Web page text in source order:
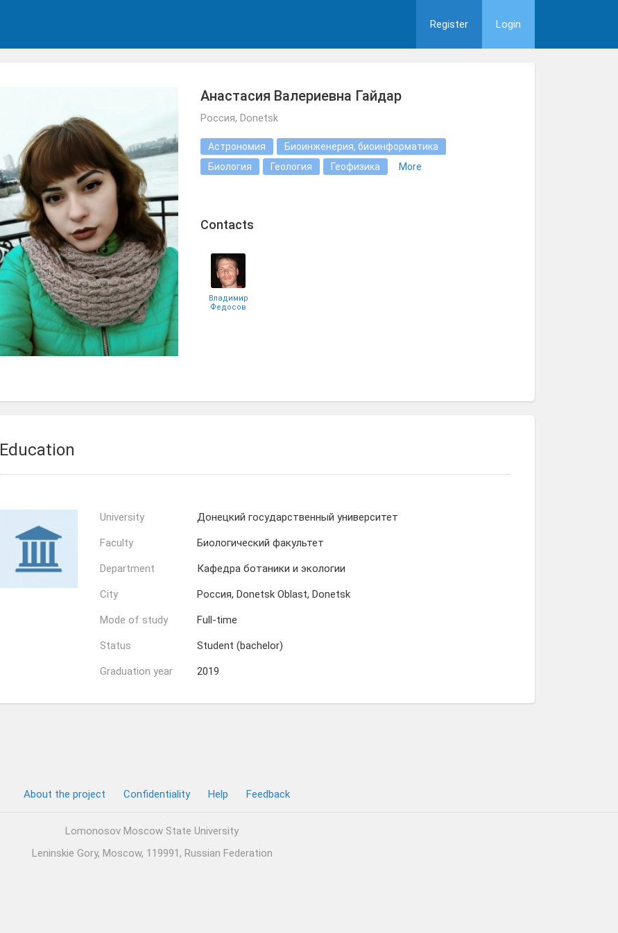
Register Login
Анастасия Валериевна Гайдар
Россия, Donetsk
Астрономия
Биоинженерия, биоинформатика
Биология
Геология Геофизика More
Сontacts
Владимир
Федосов
Education
University Донецкий государственный университет
Faculty Биологический факультет
Department Кафедра ботаники и экологии
City Россия, Donetsk Oblast, Donetsk
Mode of study Full-time
Status Student (bachelor)
Graduation year 2019
About the project Confidentiality Help Feedback
Lomonosov Moscow State University
Leninskie Gory, Moscow, 119991, Russian Federation